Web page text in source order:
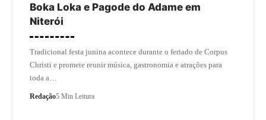
Boka Loka e Pagode do Adame em
Niterói
Tradicional festa junina acontece durante o feriado de Corpus
Christi e promete reunir música, gastronomia e atrações para
toda a…
Redação5 Min Leitura